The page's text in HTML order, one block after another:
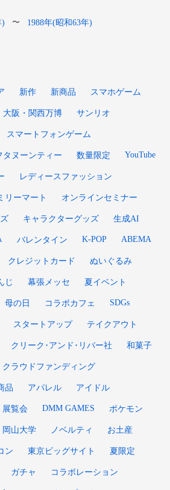
) 〜 1988年(昭和63年)
新作 新商品 スマホゲーム
大阪・関西万博 サンリオ
スマートフォンゲーム
タヌーンティー 数量限定 YouTube
レディースファッション
リーマート オンラインセミナー
キャラクターグッズ 生成AI
バレンタイン K-POP ABEMA
クレジットカード ぬいぐるみ
じ 幕張メッセ 夏イベント
母の日 コラボカフェ SDGs
スタートアップ テイクアウト
クリーク･アンド･リバー社 和菓子
クラウドファンディング
品 アパレル アイドル
展覧会 DMM GAMES ポケモン
岡山大学 ノベルティ お土産
ン 東京ビッグサイト 夏限定
ガチャ コラボレーション